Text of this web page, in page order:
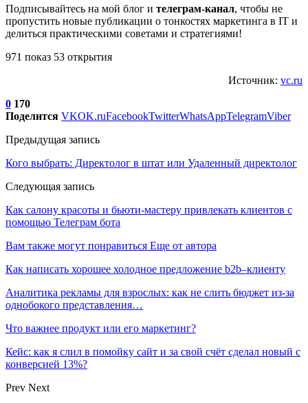
Подписывайтесь на мой блог и телеграм-канал, чтобы не
пропустить новые публикации о тонкостях маркетинга в IT и
делиться практическими советами и стратегиями!
971 показ 53 открытия
Источник: vc.ru
0 170
Поделится VKOK.ruFacebookTwitterWhatsAppTelegramViber
Предыдущая запись
Кого выбрать: Директолог в штат или Удаленный директолог
Следующая запись
Как салону красоты и бьюти-мастеру привлекать клиентов с
помощью Телеграм бота
Вам также могут понравиться Еще от автора
Как написать хорошее холодное предложение b2b–клиенту
Аналитика рекламы для взрослых: как не слить бюджет из-за
однобокого представления…
Что важнее продукт или его маркетинг?
Кейс: как я слил в помойку сайт и за свой счёт сделал новый с
конверсией 13%?
Prev Next